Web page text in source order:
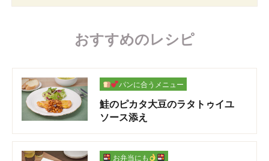
おすすめのレシピ
パンに合うメニュー
鮭のピカタ大豆のラタトゥイユ
ソース添え
お弁当にも